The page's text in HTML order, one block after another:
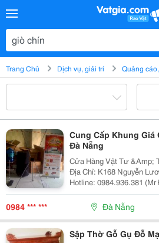
Trang Chủ Dịch vụ, giải trí Quảng
Cung Cấp Khung Giá
Đà Nẵng
Cửa Hàng Vật Tư &Amp;
Địa Chỉ: K168 Nguyễn
Hotline: 0984.936.381 (Mr
Standeedn@Gmail.com Facebook:
Https://
Standee Chữ X A5 Là Loại
0984 *** *** Đà Nẵng
Sập Thờ Gỗ Gụ Đỗ